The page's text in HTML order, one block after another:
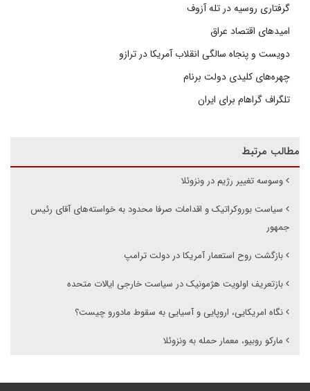
گرفتاری روسیه در تله آزوف
امیدهای اقتصاد عراق
دویست و پنجاه سالگی انقلاب آمریکا در ترازو
چهره‌های کلیدی دولت برنام
تلگراف گراهام برای ایران
مطالب مرتبط
وسوسه تغییر رژیم در ونزوئلا
سیاست بوروکراتیک و اقدامات صرفا محدود به خواسته‌های آقای رئیس
جمهور
بازگشت روح استعمار آمریکا در دولت ترامپ
بازتعریف اولویت هژمونیک در سیاست خارجی ایالات متحده
نگاه امریکایی، اروپایی و آسیایی به سقوط مادورو چیست؟
مارکو روبیو، معمار حمله به ونزوئلا